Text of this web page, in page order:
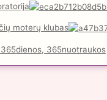
moterų klubas
365dienos, 365nuotraukos